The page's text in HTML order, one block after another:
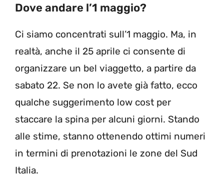
Dove andare l’1 maggio?
Ci siamo concentrati sull’1 maggio. Ma, in
realtà, anche il 25 aprile ci consente di
organizzare un bel viaggetto, a partire da
sabato 22. Se non lo avete già fatto, ecco
qualche suggerimento low cost per
staccare la spina per alcuni giorni. Stando
alle stime, stanno ottenendo ottimi numeri
in termini di prenotazioni le zone del Sud
Italia.